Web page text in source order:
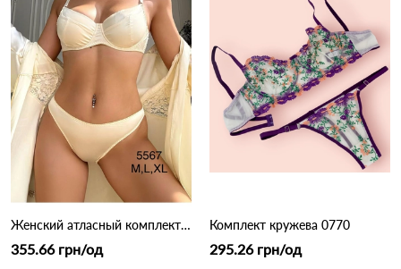
Женский атласный комплект белья: бюстгальтер на косточках и трусики (Опт) 5567 Айвори
355.66 грн/од
Комплект кружева 0770
295.26 грн/од